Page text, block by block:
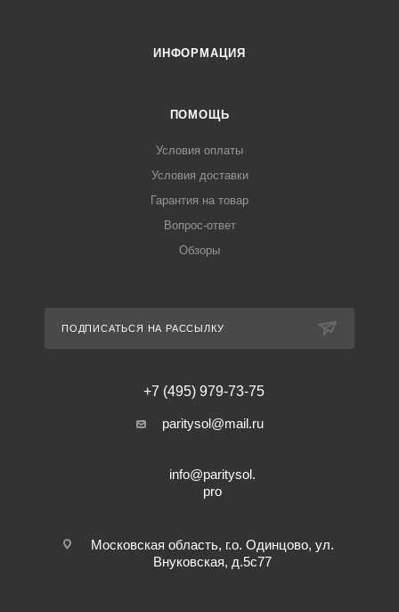
ИНФОРМАЦИЯ
ПОМОЩЬ
Условия оплаты
Условия доставки
Гарантия на товар
Вопрос-ответ
Обзоры
ПОДПИСАТЬСЯ НА РАССЫЛКУ
+7 (495) 979-73-75
paritysol@mail.ru
info@paritysol.
pro
Московская область, г.о. Одинцово, ул.
Внуковская, д.5с77